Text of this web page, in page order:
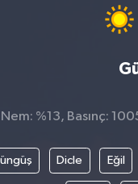
Nem: %13, Basınç:
Dicle Eğil